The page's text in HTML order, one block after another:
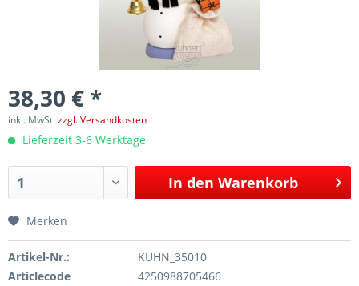
38,30 € *
inkl. MwSt.zzgl. Versandkosten
Lieferzeit 3-6 Werktage
In den Warenkorb
Merken
Artikel-Nr.:
KUHN_35010
Articlecode
4250988705466